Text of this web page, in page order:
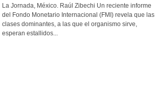
La Jornada, México. Raúl Zibechi Un reciente informe
del Fondo Monetario Internacional (FMI) revela que las
clases dominantes, a las que el organismo sirve,
esperan estallidos...